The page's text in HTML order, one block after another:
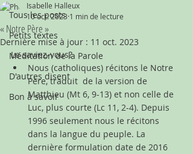
Tous les posts
Petits textes
Méditation de la Parole
D'autres disent
Bon à savoir
« Notre Père »
Isabelle Halleux
10 oct. 2023 1 min de lecture
Dernière mise à jour : 11 oct. 2023
Le saviez-vous?
Nous (catholiques) récitons le Notre
Père, traduit  de la version de
Matthieu (Mt 6, 9-13) et non celle de
Luc, plus courte (Lc 11, 2-4). Depuis
1996 seulement nous le récitons
dans la langue du peuple. La
dernière formulation date de 2016